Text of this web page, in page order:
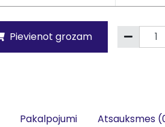
Pievienot grozam
Pakalpojumi Atsauksmes